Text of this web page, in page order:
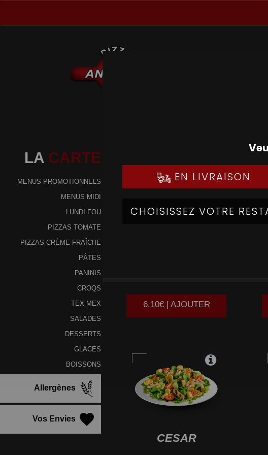
LA CARTE
MENUS PROMOTIONNELS
MENUS MIDI
LUNDI FOU
PIZZAS TOMATE
PIZZAS CRÈME FRAÎCHE
PÂTES
PANINIS
CROQS
TEX MEX
SALADES
DESSERTS
GLACES
BOISSONS
Allergènes
Vos Envies
6.10€ | AJOUTER
CESAR